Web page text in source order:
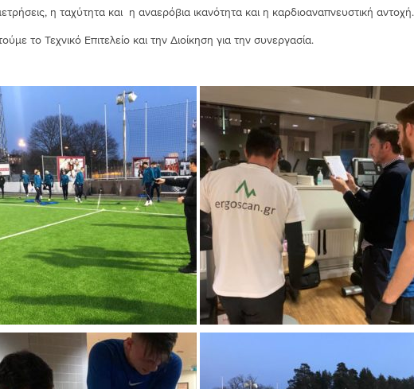
η ταχύτητα και η αναερόβια ικανότητα και η καρδιοαναπνευστική αντοχή.
το Τεχνικό Επιτελείο και την Διοίκηση για την συνεργασία.